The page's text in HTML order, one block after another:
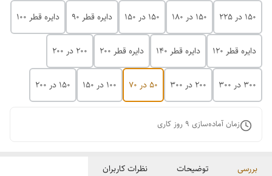
150 در 225 150 در 180 150 در 150 دایره قطر 90 دایره قطر 100
دایره قطر 120 دایره قطر 140 دایره قطر 200 200 در 200
300 در 300 200 در 300 50 در 70 100 در 150 150 در 200
زمان آماده‌سازی 9 روز کاری
بررسی توضیحات نظرات کاربران